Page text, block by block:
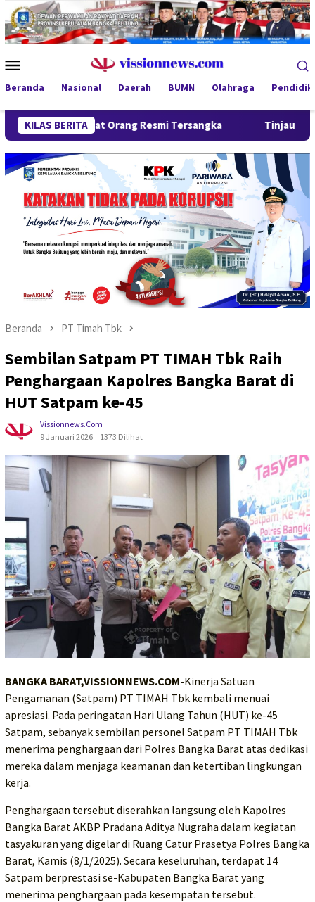
Loncat
ke
konten
Mobile
Beranda Nasional Daerah BUMN Olahraga
KILAS BERITA
Orang Resmi Tersangka Tinjau Program MBG 3B
Beranda PT Timah Tbk
Sembilan Satpam PT TIMAH Tbk Raih
Penghargaan Kapolres Bangka Barat di
HUT Satpam ke-45
Vissionnews.com
9 Januari 2026
1373 Dilihat
BANGKA BARAT,VISSIONNEWS.COM-Kinerja Satuan
Pengamanan (Satpam) PT TIMAH Tbk kembali menuai
apresiasi. Pada peringatan Hari Ulang Tahun (HUT) ke-45
Satpam, sebanyak sembilan personel Satpam PT TIMAH Tbk
menerima penghargaan dari Polres Bangka Barat atas dedikasi
mereka dalam menjaga keamanan dan ketertiban lingkungan
kerja.
Penghargaan tersebut diserahkan langsung oleh Kapolres
Bangka Barat AKBP Pradana Aditya Nugraha dalam kegiatan
tasyakuran yang digelar di Ruang Catur Prasetya Polres Bangka
Barat, Kamis (8/1/2025). Secara keseluruhan, terdapat 14
Satpam berprestasi se-Kabupaten Bangka Barat yang
menerima penghargaan pada kesempatan tersebut.